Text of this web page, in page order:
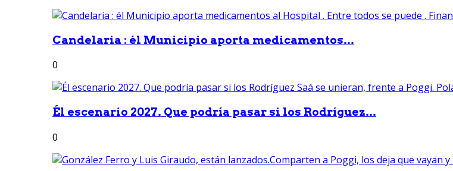
Candelaria : él Municipio aporta medicamentos...
0
Él escenario 2027. Que podría pasar si los Rodríguez...
0